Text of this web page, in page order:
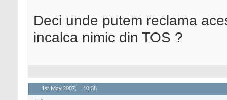
Deci unde putem reclama
incalca nimic din TOS ?
1st May 2007, 10:38